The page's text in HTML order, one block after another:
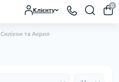
Клієнту
0
Силікон та Акрил